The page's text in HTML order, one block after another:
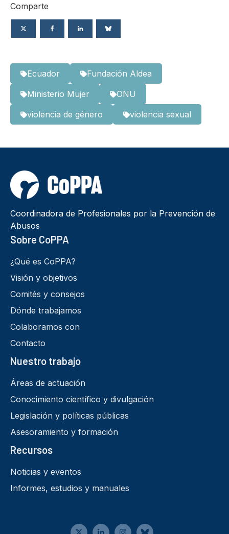
Comparte
Ecuador
Fundación Aldea
Ministerio Mujer
ONU
violencia de género
violencia sexual
Coordinadora de Profesionales por la Prevención de
Abusos
Sobre CoPPA
¿Qué es CoPPA?
Visión y objetivos
Comités y consejos
Dónde trabajamos
Colaboramos con
Contacto
Nuestro trabajo
Áreas de actuación
Conocimiento científico y divulgación
Legislación y políticas públicas
Asesoramiento y formación
Recursos
Noticias y eventos
Informes, estudios y manuales